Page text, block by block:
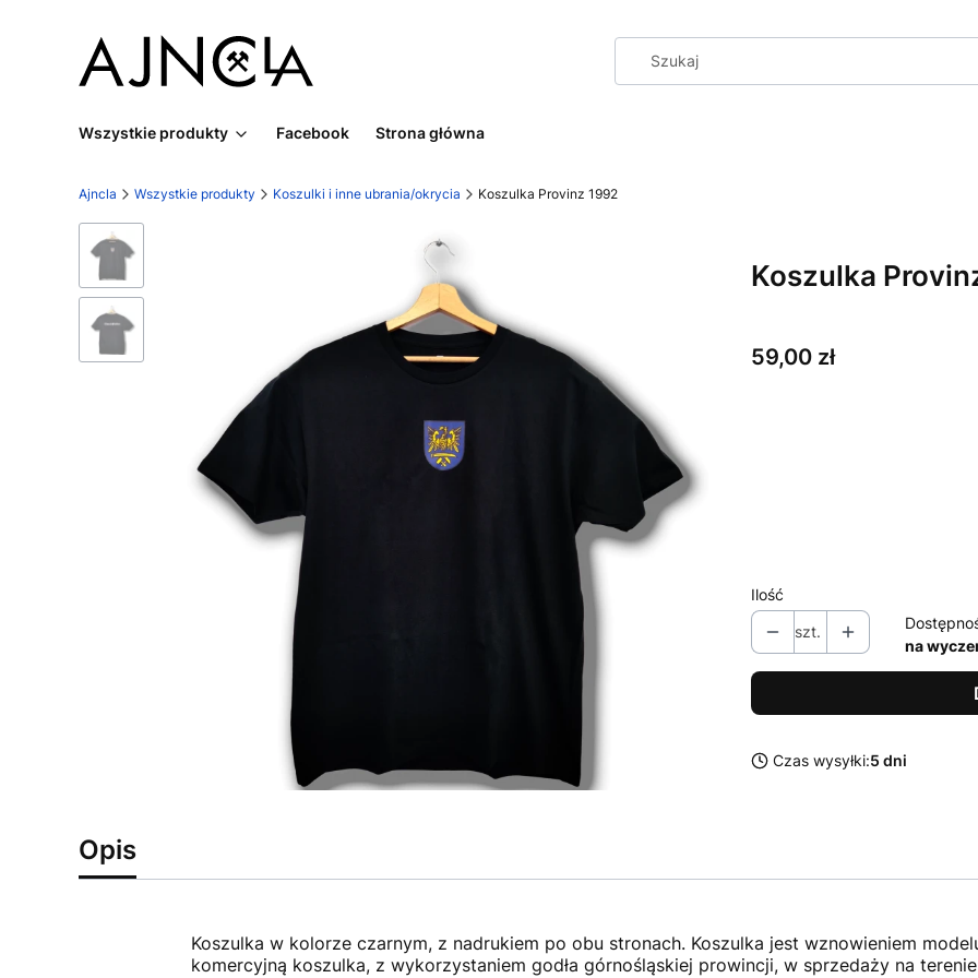
Wszystkie produkty Facebook Strona główna
Ajncla Wszystkie produkty Koszulki i inne ubrania/okrycia Koszulka Provinz 1992
Koszulka
Cena
59,00 zł
Ilość
szt.
na
Czas wysyłki:5 dni
Opis
Koszulka w kolorze czarnym, z nadrukiem po obu stronach. Koszulka jest wznowieniem
komercyjną koszulka, z wykorzystaniem godła górnośląskiej prowincji, w sprzedaży na